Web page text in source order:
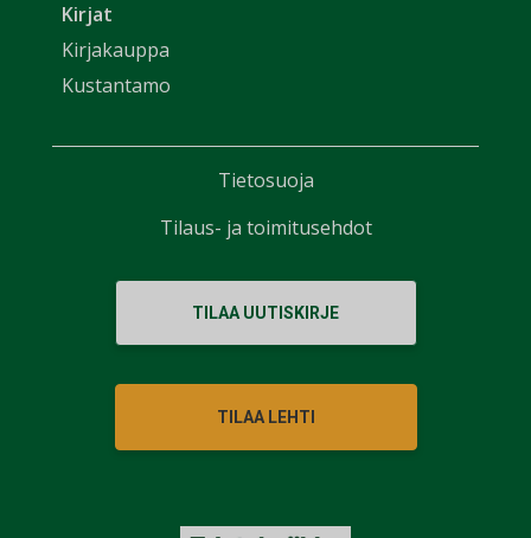
Kirjat
Kirjakauppa
Kustantamo
TILAA UUTISKIRJE
TILAA LEHTI
Tietosuoja
Tilaus- ja toimitusehdot